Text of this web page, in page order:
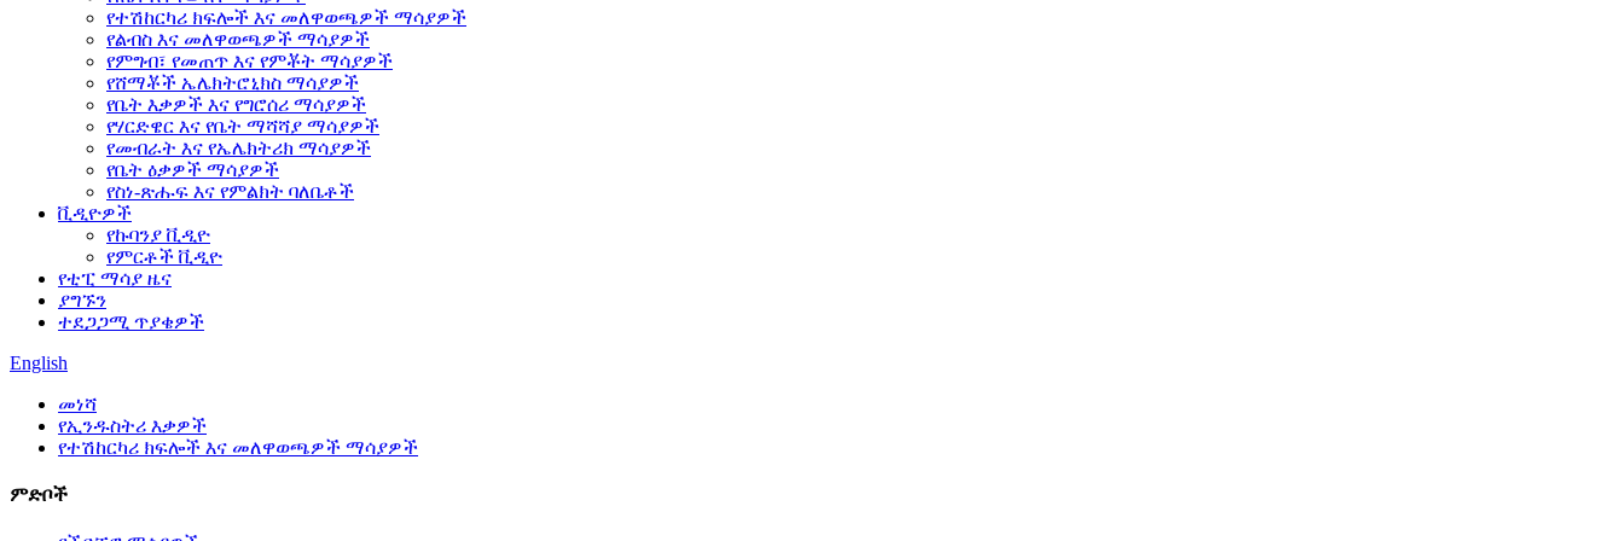
የተሽከርካሪ ክፍሎች እና መለዋወጫዎች ማሳያዎች
የልብስ እና መለዋወጫዎች ማሳያዎች
የምግብ፣ የመጠጥ እና የምቾት ማሳያዎች
የሸማቾች ኤሌክትሮኒክስ ማሳያዎች
የቤት እቃዎች እና የግሮሰሪ ማሳያዎች
የሃርድዌር እና የቤት ማሻሻያ ማሳያዎች
የመብራት እና የኤሌክትሪክ ማሳያዎች
የቤት ዕቃዎች ማሳያዎች
የስነ-ጽሑፍ እና የምልክት ባለቤቶች
ቪዲዮዎች
የኩባንያ ቪዲዮ
የምርቶች ቪዲዮ
የቲፒ ማሳያ ዜና
ያግኙን
ተደጋጋሚ ጥያቄዎች
English
መነሻ
የኢንዱስትሪ እቃዎች
የተሽከርካሪ ክፍሎች እና መለዋወጫዎች ማሳያዎች
ምድቦች